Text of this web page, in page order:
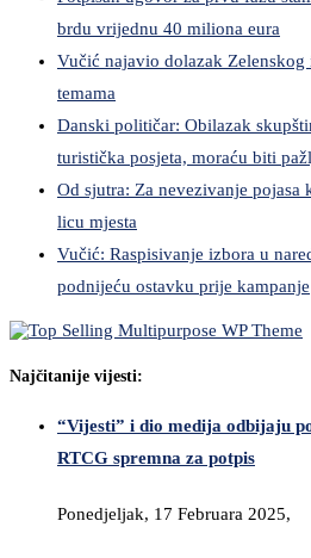
brdu vrijednu 40 miliona eura
Vučić najavio dolazak
temama
Danski političar: Obilazak
turistička posjeta, moraću biti
Od sjutra: Za nevezivanje pojasa
licu mjesta
Vučić: Raspisivanje izbora u
podnijeću ostavku prije kampanje
Najčitanije vijesti:
“Vijesti” i dio medija odbijaju
RTCG spremna za potpis
Ponedjeljak, 17 Februara 2025,